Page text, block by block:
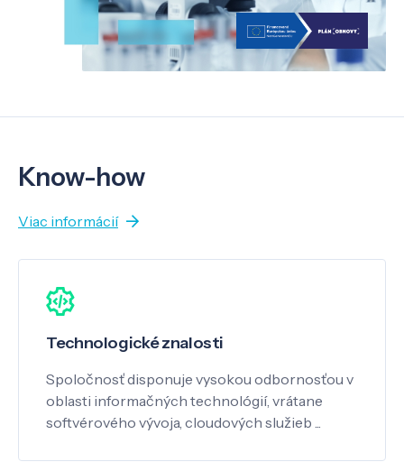
Know-how
Viac informácií
Technologické znalosti
Spoločnosť disponuje vysokou odbornosťou v
oblasti informačných technológií, vrátane
softvérového vývoja, cloudových služieb ...